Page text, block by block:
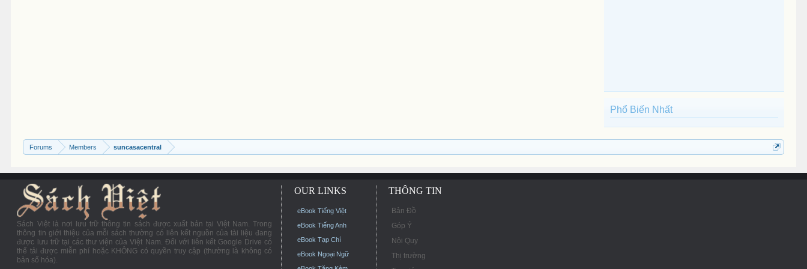
Phổ Biến Nhất
Forums Members suncasacentral
Sách Việt là nơi lưu trữ thông tin sách được xuất bản tại Việt Nam. Trong
thông tin giới thiệu của mỗi sách thường có liên kết nguồn của tài liệu đang
được lưu trữ tại các thư viện của Việt Nam. Đối với liên kết Google Drive có
thể tải được miễn phí hoặc KHÔNG có quyền truy cập (thường là không có
bản số hóa).
OUR LINKS
eBook Tiếng Việt
eBook Tiếng Anh
eBook Tạp Chí
eBook Ngoại Ngữ
THÔNG TIN
Bản Đồ
Góp Ý
Nội Quy
Thị trường